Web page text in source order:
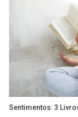
Sentimentos: 3